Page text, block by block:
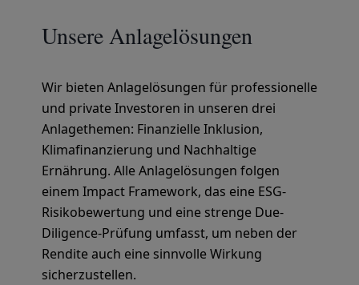
Unsere Anlagelösungen
Wir bieten Anlagelösungen für professionelle
und private Investoren in unseren drei
Anlagethemen: Finanzielle Inklusion,
Klimafinanzierung und Nachhaltige
Ernährung. Alle Anlagelösungen folgen
einem Impact Framework, das eine ESG-
Risikobewertung und eine strenge Due-
Diligence-Prüfung umfasst, um neben der
Rendite auch eine sinnvolle Wirkung
sicherzustellen.